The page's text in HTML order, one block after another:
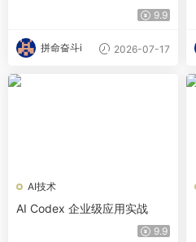
9.9
拼命奋斗i 2026-07-17
AI技术
AI Codex 企业级应用实战
9.9